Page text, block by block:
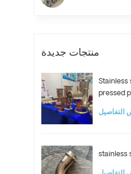
منتجات جديدة
pressed
stainless